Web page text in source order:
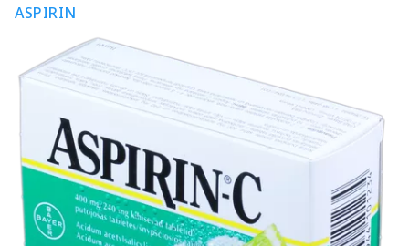
ASPIRIN